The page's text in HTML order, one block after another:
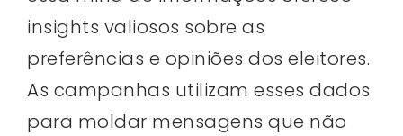
insights valiosos sobre as
preferências e opiniões dos eleitores.
As campanhas utilizam esses dados
para moldar mensagens que não